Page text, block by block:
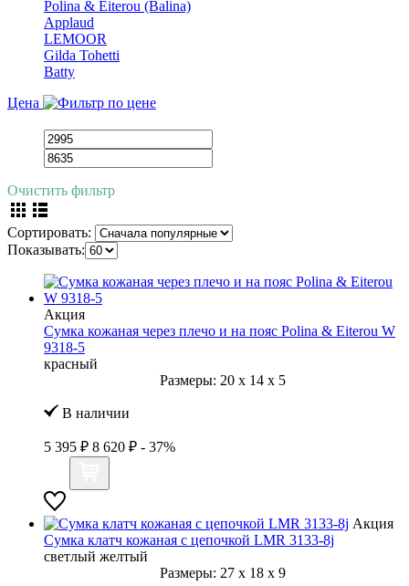
Polina & Eiterou (Balina)
Applaud
LEMOOR
Gilda Tohetti
Batty
Цена
Очистить фильтр
Сортировать:
Показывать:
Акция
Сумка кожаная через плечо и на пояс Polina & Eiterou W
9318-5
красный
Размеры: 20 x 14 x 5
В наличии
5 395 ₽ 8 620 ₽ - 37%
Акция
Сумка клатч кожаная с цепочкой LMR 3133-8j
светлый желтый
Размеры: 27 x 18 x 9